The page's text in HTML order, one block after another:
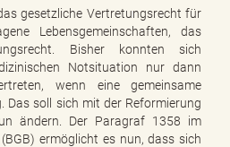
gesetzliche Vertretungsrecht für
Lebensgemeinschaften, das
Bisher konnten sich
Notsituation nur dann
wenn eine gemeinsame
Das soll sich mit der Reformierung
ändern. Der Paragraf 1358 im
ermöglicht es nun, dass sich